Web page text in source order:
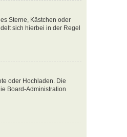
Sterne, Kästchen oder
sich hierbei in der Regel
oder Hochladen. Die
Board-Administration